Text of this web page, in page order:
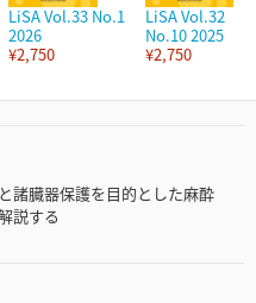
LiSA Vol.33 No.1
2026
¥2,750
LiSA Vol.32
No.10 2025
¥2,750
諸臓器保護を目的とした麻酔
説する